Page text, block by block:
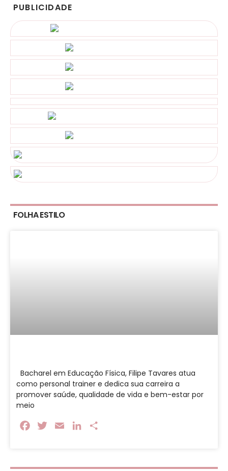
PUBLICIDADE
FOLHA ESTILO
Bacharel em Educação Física, Filipe Tavares atua
como personal trainer e dedica sua carreira a
promover saúde, qualidade de vida e bem-estar por
meio
FacebookTwitterEmail LinkedIn